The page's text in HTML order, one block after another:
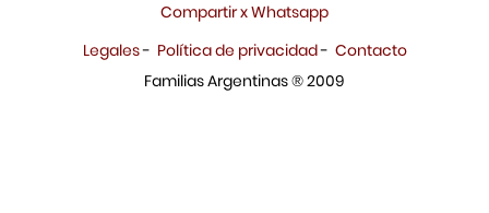
Compartir x Whatsapp
Legales- Política de privacidad- Contacto
Familias Argentinas ® 2009